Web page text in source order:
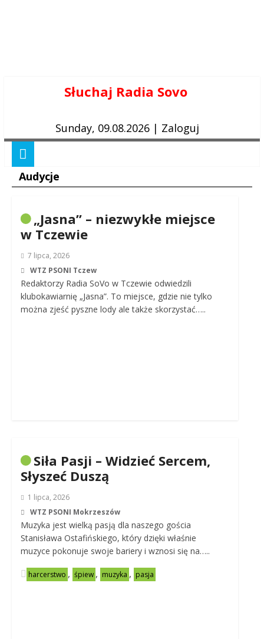
Słuchaj Radia Sovo
Sunday, 09.08.2026 | Zaloguj
Audycje
„Jasna” – niezwykłe miejsce
w Tczewie
7 lipca, 2026
WTZ PSONI Tczew
Redaktorzy Radia SoVo w Tczewie odwiedzili
klubokawiarnię „Jasna”. To miejsce, gdzie nie tylko
można zjeść pyszne lody ale także skorzystać…..
Siła Pasji – Widzieć Sercem,
Słyszeć Duszą
1 lipca, 2026
WTZ PSONI Mokrzeszów
Muzyka jest wielką pasją dla naszego gościa
Stanisława Ostafińskiego, który dzięki właśnie
muzyce pokonuje swoje bariery i wznosi się na…..
harcerstwo , śpiew , muzyka , pasja